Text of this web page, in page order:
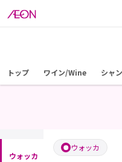
トップ ワイン/Wine シャ
ウォッカ
ウォッカ